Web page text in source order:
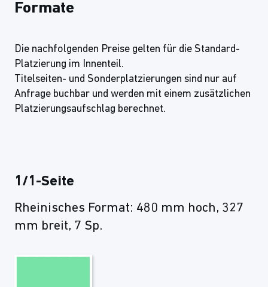
Formate
Die nachfolgenden Preise gelten für die Standard-
Platzierung im Innenteil.
Titelseiten- und Sonderplatzierungen sind nur auf
Anfrage buchbar und werden mit einem zusätzlichen
Platzierungsaufschlag berechnet.
1/1-Seite
Rheinisches Format: 480 mm hoch, 327
mm breit, 7 Sp.